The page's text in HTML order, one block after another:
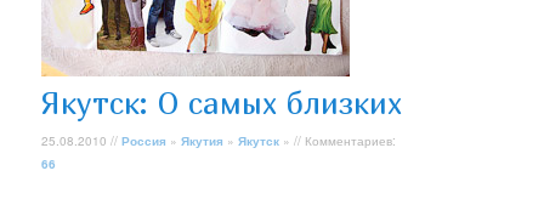
Якутск: О самых близких
25.08.2010 //Россия »Якутия »Якутск » // Комментариев:
66